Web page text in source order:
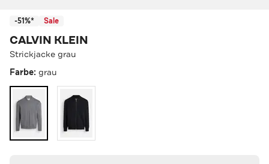
-51%* Sale
CALVIN KLEIN
Strickjacke grau
Farbe: grau